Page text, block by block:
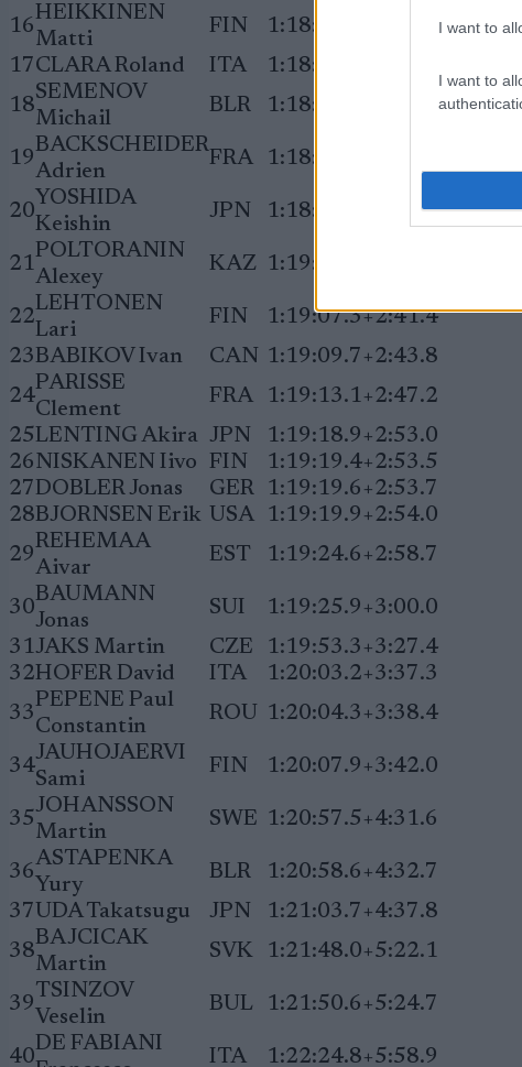
I want to
I want to
16
HEIKKINEN
Matti
FIN 1:18:12.9
17 CLARA Roland ITA 1:18:17.9
18
SEMENOV
Michail
BLR 1:18:37.5
19
BACKSCHEIDER
Adrien
FRA 1:18:53.0
20
YOSHIDA
Keishin
JPN 1:18:57.7 +2:31.8
21
POLTORANIN
Alexey
KAZ 1:19:04.4
22
LEHTONEN
Lari
FIN 1:19:07.3+2:41.4
23BABIKOV Ivan CAN 1:19:09.7 +2:43.8
24
PARISSE
Clement
FRA 1:19:13.1+2:47.2
25LENTING Akira JPN 1:19:18.9 +2:53.0
26NISKANEN Iivo FIN 1:19:19.4+2:53.5
27 DOBLER Jonas GER 1:19:19.6 +2:53.7
28BJORNSEN Erik USA 1:19:19.9 +2:54.0
29
REHEMAA
Aivar
EST 1:19:24.6 +2:58.7
30
BAUMANN
Jonas
SUI 1:19:25.9 +3:00.0
31JAKS Martin CZE 1:19:53.3 +3:27.4
32HOFER David ITA 1:20:03.2+3:37.3
33
PEPENE Paul
Constantin
ROU 1:20:04.3 +3:38.4
34
JAUHOJAERVI
Sami
FIN 1:20:07.9 +3:42.0
35
JOHANSSON
Martin
SWE 1:20:57.5 +4:31.6
36
ASTAPENKA
Yury
BLR 1:20:58.6 +4:32.7
37 UDA Takatsugu JPN 1:21:03.7 +4:37.8
38
BAJCICAK
Martin
SVK 1:21:48.0+5:22.1
39
TSINZOV
Veselin
BUL 1:21:50.6 +5:24.7
40
DE FABIANI
ITA 1:22:24.8+5:58.9